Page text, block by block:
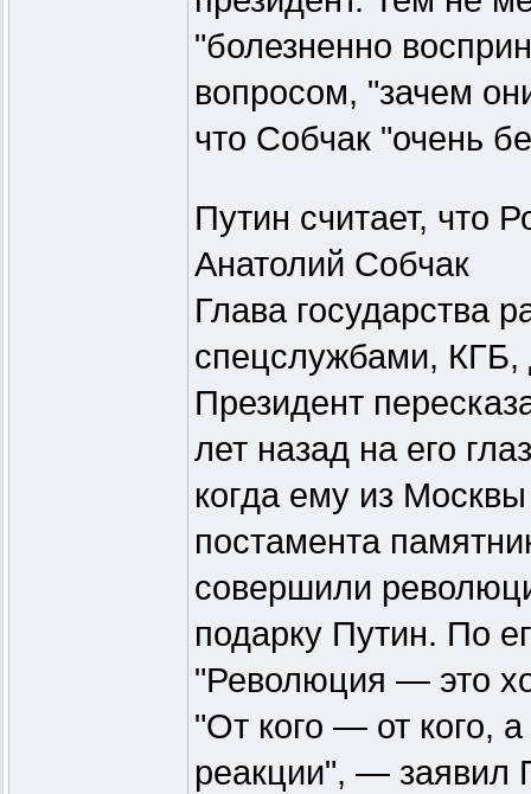
"болезненно
вопросом, "зачем
что Собчак "очень
Путин считает, что
Анатолий Собчак
Глава государства
спецслужбами, КГБ,
Президент
лет назад на его
когда ему из Москвы
постамента
совершили
подарку Путин. По
"Революция — это
"От кого — от кого,
реакции", — заявил